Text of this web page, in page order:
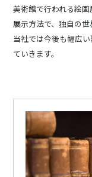
美術館で行われる絵
展示方法で、独自の世
当社では今後も幅広
ていきます。